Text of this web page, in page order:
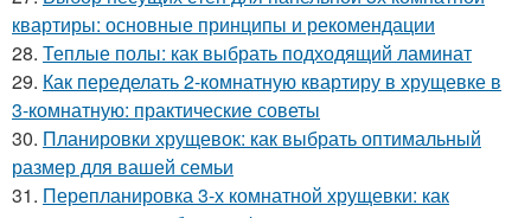
квартиры: основные принципы и рекомендации
28. Теплые полы: как выбрать подходящий ламинат
29. Как переделать 2-комнатную квартиру в хрущевке в
3-комнатную: практические советы
30. Планировки хрущевок: как выбрать оптимальный
размер для вашей семьи
31. Перепланировка 3-х комнатной хрущевки: как